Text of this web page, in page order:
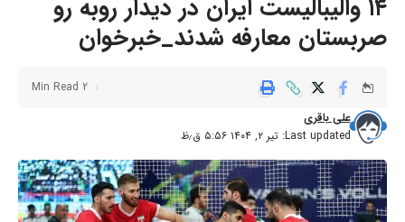
۱۴ والیبالیست ایران در دیدار روبه رو
صربستان معارفه شدند_خبرخوان
Last updated: تیر ۲, ۱۴۰۴ ۵:۵۶ ق٫ظ
علی باقری
2 Min Read